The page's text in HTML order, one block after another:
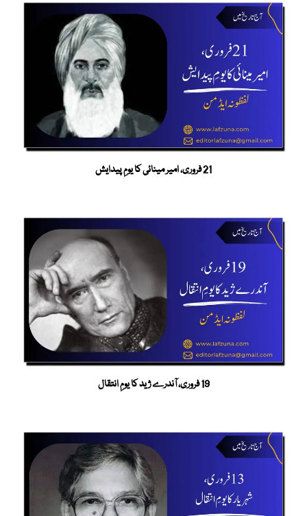
21 فروری، امیر مینائی کا یومِ پیدایش
19 فروری، آندرے ژید کا یومِ انتقال